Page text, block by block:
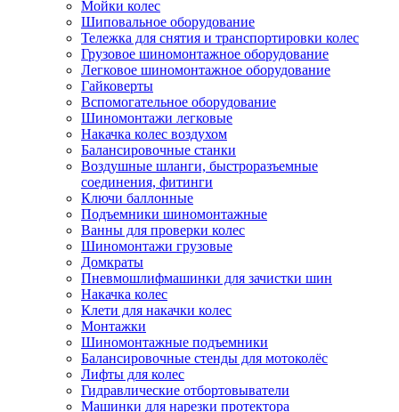
Мойки колес
Шиповальное оборудование
Тележка для снятия и транспортировки колес
Грузовое шиномонтажное оборудование
Легковое шиномонтажное оборудование
Гайковерты
Вспомогательное оборудование
Шиномонтажи легковые
Накачка колес воздухом
Балансировочные станки
Воздушные шланги, быстроразъемные
соединения, фитинги
Ключи баллонные
Подъемники шиномонтажные
Ванны для проверки колес
Шиномонтажи грузовые
Домкраты
Пневмошлифмашинки для зачистки шин
Накачка колес
Клети для накачки колес
Монтажки
Шиномонтажные подъемники
Балансировочные стенды для мотоколёс
Лифты для колес
Гидравлические отбортовыватели
Машинки для нарезки протектора